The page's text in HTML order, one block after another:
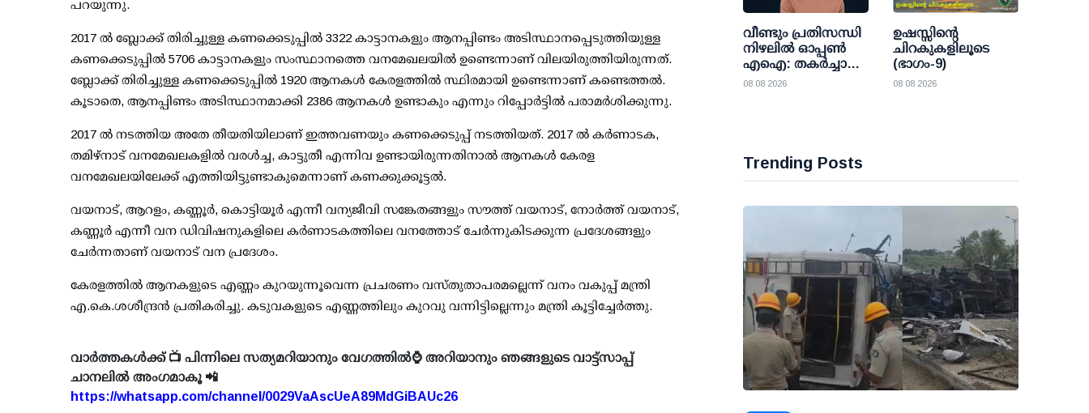
പറയുന്നു.
2017 ല്‍ ബ്ലോക്ക് തിരിച്ചുള്ള കണക്കെടുപ്പില്‍ 3322 കാട്ടാനകളും ആനപ്പിണ്ടം അടിസ്ഥാനപ്പെടുത്തിയുള്ള
കണക്കെടുപ്പില്‍ 5706 കാട്ടാനകളും സംസ്ഥാനത്തെ വനമേഖലയില്‍ ഉണ്ടെന്നാണ് വിലയിരുത്തിയിരുന്നത്.
ബ്ലോക്ക് തിരിച്ചുള്ള കണക്കെടുപ്പില്‍ 1920 ആനകള്‍ കേരളത്തില്‍ സ്ഥിരമായി ഉണ്ടെന്നാണ് കണ്ടെത്തല്‍.
കൂടാതെ, ആനപ്പിണ്ടം അടിസ്ഥാനമാക്കി 2386 ആനകള്‍ ഉണ്ടാകും എന്നും റിപ്പോര്‍ട്ടില്‍ പരാമര്‍ശിക്കുന്നു.
2017 ല്‍ നടത്തിയ അതേ തീയതിയിലാണ് ഇത്തവണയും കണക്കെടുപ്പ് നടത്തിയത്. 2017 ല്‍ കര്‍ണാടക,
തമിഴ്‌നാട് വനമേഖലകളില്‍ വരള്‍ച്ച, കാട്ടുതീ എന്നിവ ഉണ്ടായിരുന്നതിനാല്‍ ആനകള്‍ കേരള
വനമേഖലയിലേക്ക് എത്തിയിട്ടുണ്ടാകുമെന്നാണ് കണക്കുക്കൂട്ടല്‍.
വയനാട്, ആറളം, കണ്ണൂര്‍, കൊട്ടിയൂര്‍ എന്നീ വന്യജീവി സങ്കേതങ്ങളും സൗത്ത് വയനാട്, നോര്‍ത്ത് വയനാട്,
കണ്ണൂര്‍ എന്നീ വന ഡിവിഷനുകളിലെ കര്‍ണാടകത്തിലെ വനത്തോട് ചേര്‍ന്നുകിടക്കുന്ന പ്രദേശങ്ങളും
ചേര്‍ന്നതാണ് വയനാട് വന പ്രദേശം.
കേരളത്തില്‍ ആനകളുടെ എണ്ണം കുറയുന്നൂവെന്ന പ്രചരണം വസ്തുതാപരമല്ലെന്ന് വനം വകുപ്പ് മന്ത്രി
എ.കെ.ശശീന്ദ്രന്‍ പ്രതികരിച്ചു. കടുവകളുടെ എണ്ണത്തിലും കുറവു വന്നിട്ടില്ലെന്നും മന്ത്രി കൂട്ടിച്ചേര്‍ത്തു.
വാർത്തകൾക്ക് 📺 പിന്നിലെ സത്യമറിയാനും വേഗത്തിൽ⌚ അറിയാനും ഞങ്ങളുടെ വാട്ട്സാപ്പ്
ചാനലിൽ അംഗമാകൂ 📲
https://whatsapp.com/channel/0029VaAscUeA89MdGiBAUc26
വീണ്ടും പ്രതിസന്ധി
നിഴലില്‍ ഓപ്പണ്‍
എഐ: തകര്‍ച്ചാ
മുന്നറിയിപ്പുകളെ
08 08 2026
ഉഷസ്സിന്റെ
ചിറകുകളിലൂടെ
(ഭാഗം-9)
08 08 2026
Trending Posts